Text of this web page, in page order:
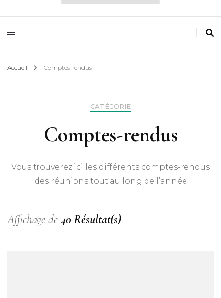
Cassiopée
50ème Unité Reine Astrid
Accueil Comptes-rendus
CATÉGORIE
Comptes-rendus
Vous trouverez ici les différents comptes-rendus
des réunions tout au long de l’année
Affichage de 40 Résultat(s)